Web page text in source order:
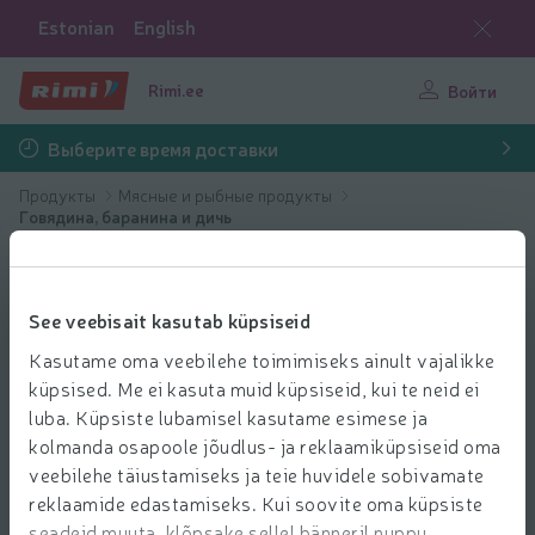
See veebisait kasutab küpsiseid
Kasutame oma veebilehe toimimiseks ainult vajalikke
küpsised. Me ei kasuta muid küpsiseid, kui te neid ei
luba. Küpsiste lubamisel kasutame esimese ja
kolmanda osapoole jõudlus- ja reklaamiküpsiseid oma
veebilehe täiustamiseks ja teie huvidele sobivamate
reklaamide edastamiseks. Kui soovite oma küpsiste
Estonian English
Rimi.ee Войти
Выберите время доставки
Продукты
Мясные и рыбные продукты
Говядина, баранина и дичь